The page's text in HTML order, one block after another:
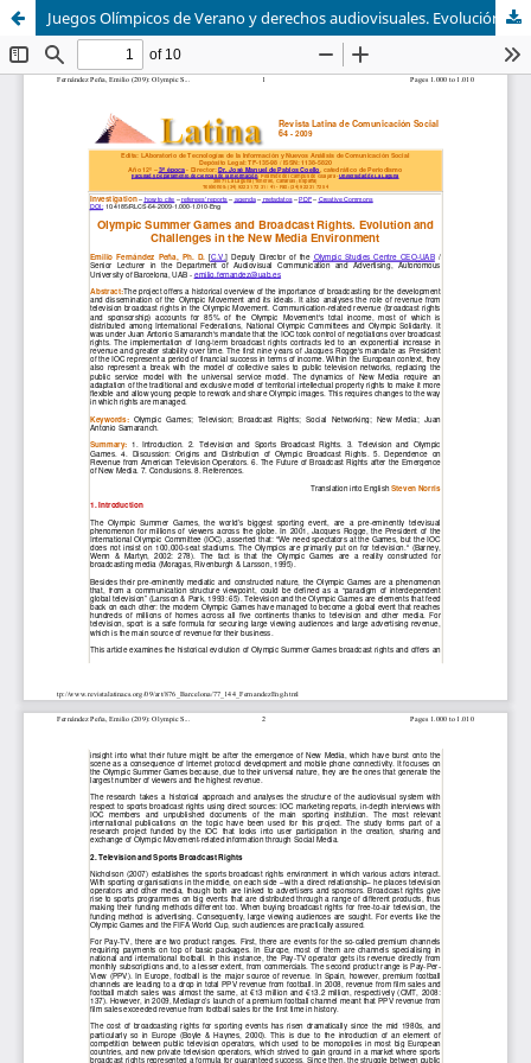
Juegos Olímpicos de Verano y derechos audiovisuales. Evolución y retos en el entorno New Media